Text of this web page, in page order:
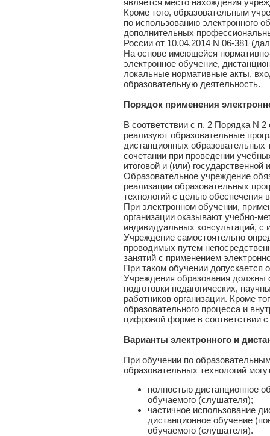
является место нахождения
Кроме того, образовательным
по использованию электронного
дополнительных
России от 10.04.2014 N 06-381
На основе имеющейся
электронное обучение,
локальные нормативные акты,
образовательную деятельность.
Порядок применения
В соответствии с п. 2 Порядка N
реализуют образовательные
дистанционных образовательных
сочетании при проведении
итоговой и (или)
Образовательное учреждение
реализации образовательных
технологий с целью обеспечения
При электронном обучении,
организации оказывают учебно-
индивидуальных консультаций,
Учреждение самостоятельно
проводимых путем
занятий с применением
При таком обучении допускается
Учреждения образования должны
подготовки педагогических,
работников организации. Кроме
образовательного процесса и
цифровой форме в соответствии
Варианты электронного и
При обучении по
образовательных технологий
полностью дистанционное
обучаемого (слушателя);
частичное использование
дистанционное обучение
обучаемого (слушателя).